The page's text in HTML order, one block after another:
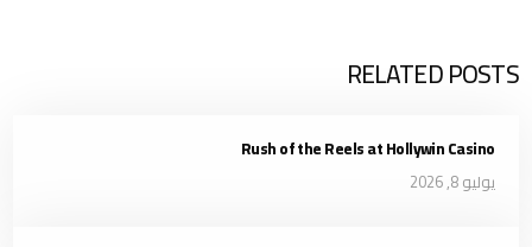
RELATED POSTS
Rush of the Reels at Hollywin Casino
يوليو 8, 2026